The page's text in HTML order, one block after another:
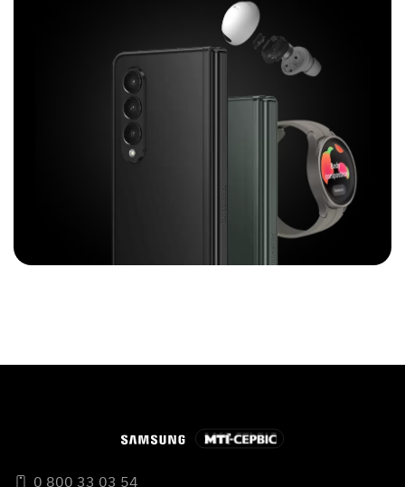
0 800 33 03 54